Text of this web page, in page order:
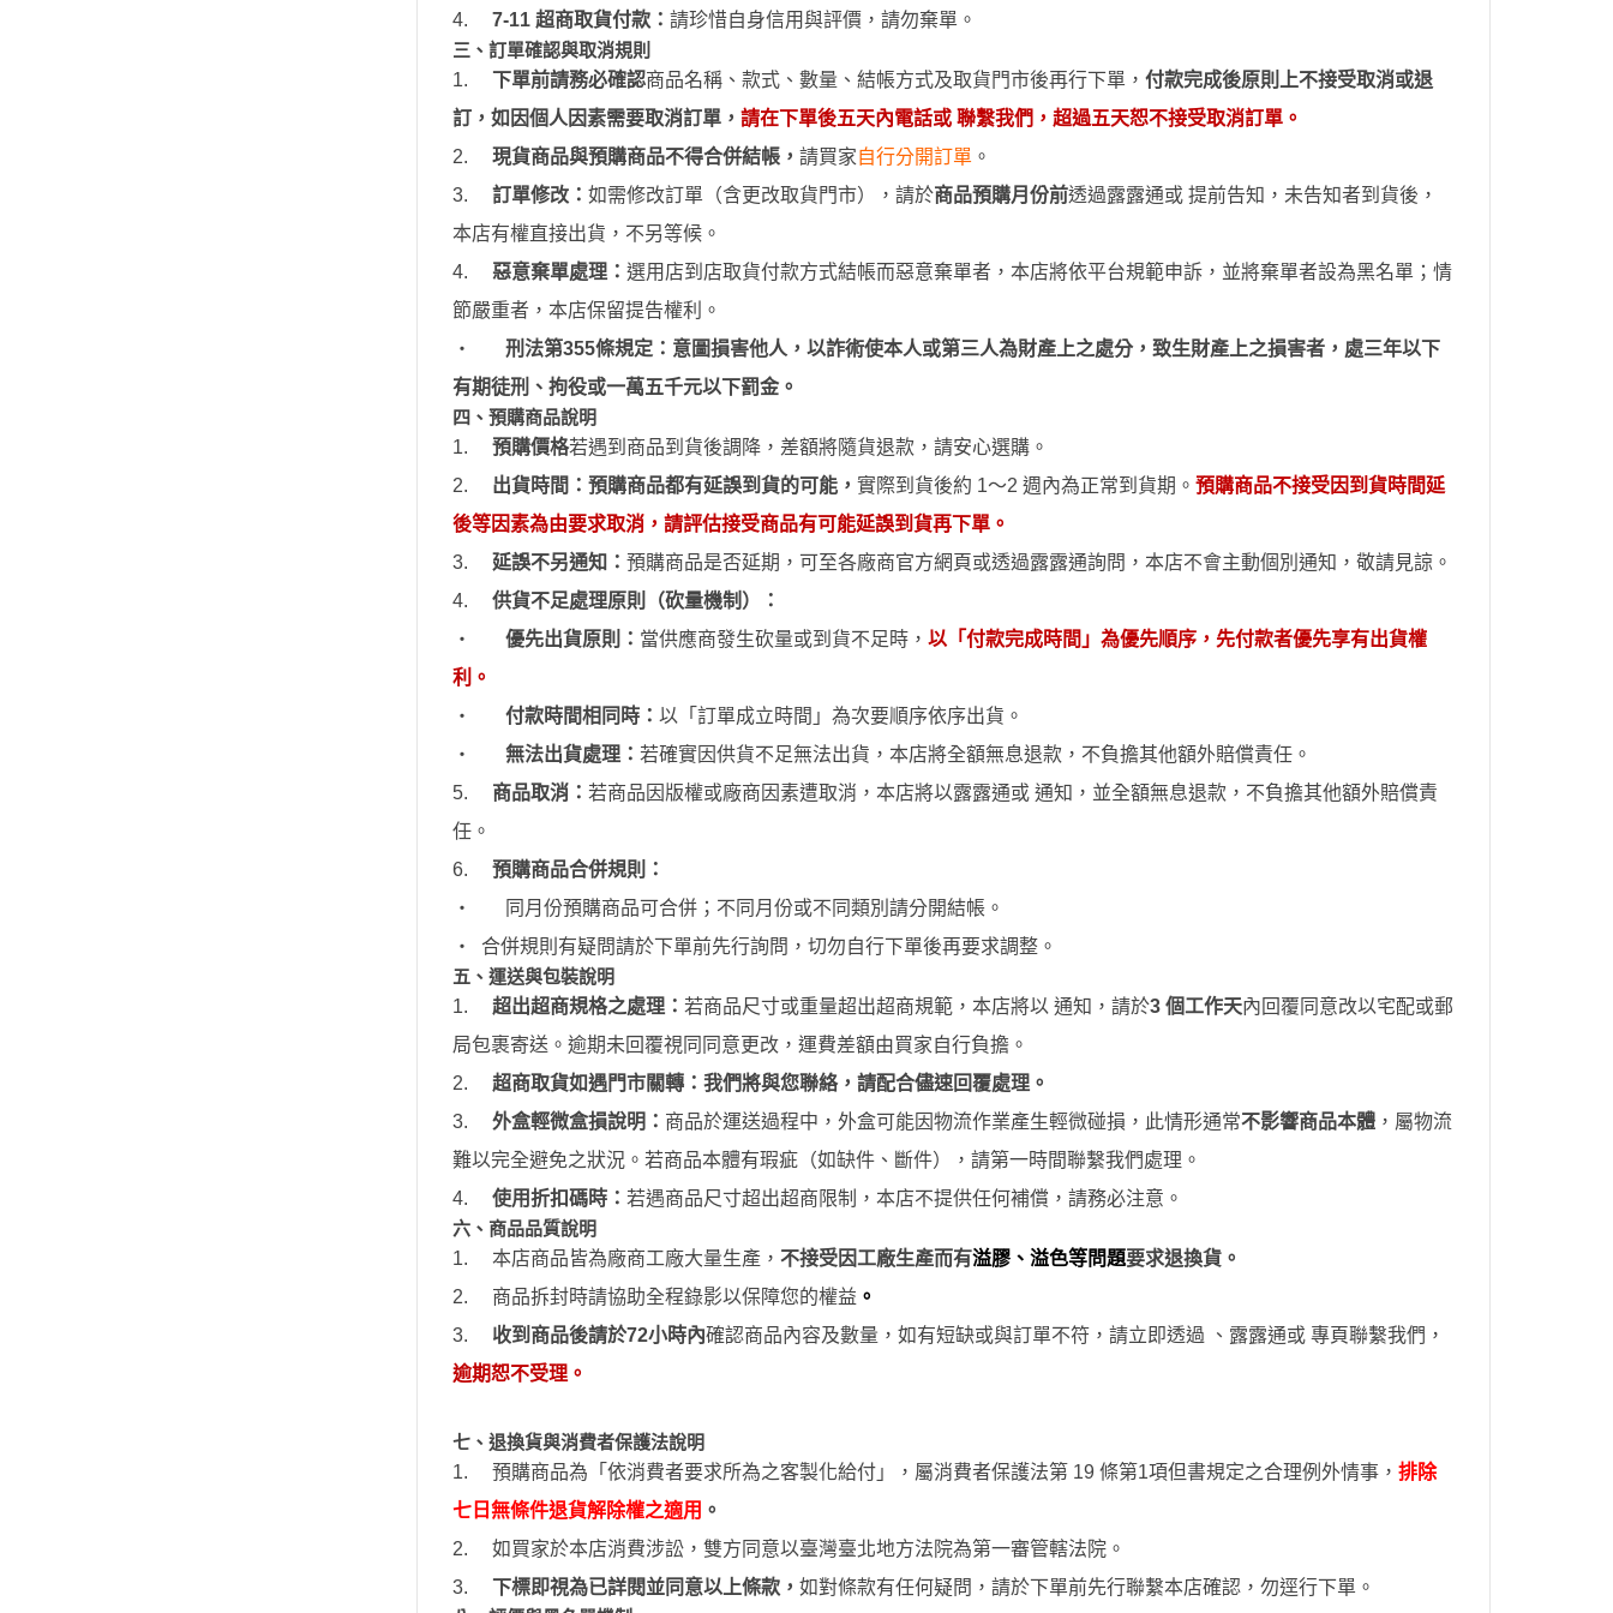
色系列
御電館 ODENKAN TP系列 亮光
系列
御電館 ODENKAN TE系列 消光
色系列
御電館 ODENKAN TS系列 純色
系列
御電館 ODENKAN SC系列 特殊
噴漆
4. 7-11 超商取貨付款： 請珍惜自身信用與評價，請勿棄單。
三、訂單確認與取消規則
1.
下單前請務必確認商品名稱、款式、數量、結帳方式及取貨門市後再行下單， 付款完成後原則上不接受取消或退
訂，如因個人因素需要取消訂單， 請在下單後五天內電話或 聯繫我們，超過五天恕不接受取消訂單。
2.
現貨商品與預購商品不得合併結帳 ， 請買家自行分開訂單 。
3.
訂單修改： 如需修改訂單（含更改取貨門市），請於商品預購月份前透過露露通或 提前告知，未告知者到貨後，
本店有權直接出貨，不另等候。
4.
惡意棄單處理： 選用 店到店取貨付款方式結帳而惡意棄單者，本店將依平台規範申訴，並將棄單者設為黑名單；情
節嚴重者， 本店保留提告權利 。
‧
刑法第355條規定：意圖損害他人，以詐術使本人或第三人為財產上之處分，致生財產上之損害者，處三年以下
有期徒刑、拘役或一萬五千元以下罰金。
四、預購商品說明
1.
預購價格若遇到 商品到貨後調降，差額將隨貨退款，請安心選購。
2.
出貨時間：預購商品都有延誤到貨的可能， 實際到貨後約 1～2 週內為正常到貨期。 預購商品不接受因到貨時間延
後等因素為由要求取消，請評估接受商品有可能延誤到貨再下單。
3.
延誤不另通知： 預購商品是否延期，可至各廠商官方網頁或透過露露通詢問，本店不會主動個別通知 ，敬請見諒。
4.
供貨不足處理原則（砍量機制）：
‧
優先出貨原則： 當供應商發生砍量或到貨不足時， 以「付款完成時間」為優先順序，先付款者優先享有出貨權
利。
‧
付款時間相同時： 以「訂單成立時間」為次要順序依序出貨。
‧
無法出貨處理： 若確實因供貨不足無法出貨，本店將全額無息退款，不負擔其他額外賠償責任。
5.
商品取消： 若商品因版權或廠商因素遭取消，本店將以露露通或 通知，並全額無息退款 ，不負擔其他額外賠償責
任。
6.
預購商品合併規則：
‧
同月份預購商品可合併；不同月份或不同類別請分開結帳。
‧ 合併規則有疑問請於下單前先行詢問，切勿自行下單後再要求調整。
五、運送與包裝說明
1.
超出超商規格之處理： 若商品尺寸或重量超出超商規範，本店將以 通知，請於3 個工作天內回覆同意改以宅配或郵
局包裹寄送。逾期未回覆視同同意更改，運費差額由買家自行負擔。
2.
超商取貨如遇門市關轉：我們將與您聯絡，請配合儘速回覆處理。
3.
外盒輕微盒損說明： 商品於運送過程中，外盒可能因物流作業產生輕微碰損，此情形通常不影響商品本體 ，屬物流
難以完全避免之狀況。若商品本體有瑕疵（如缺件、斷件），請第一時間聯繫我們處理。
4.
使用折扣碼時： 若遇商品尺寸超出超商限制，本店不提供任何補償，請務必注意。
六、商品品質說明
1.
本店商品皆為廠商工廠大量生產， 不接受因工廠生產而有溢膠、溢色等問題要求退換貨。
2.
商品拆封時請協助全程錄影以保障您的權益 。
3.
收到商品後請於72小時內確認商品內容及數量，如有短缺或與訂單不符，請立即透過 、露露通或 專頁聯繫我們，
逾期恕不受理。
七、退換貨與消費者保護法說明
1.
預購商品為「依消費者要求所為之客製化給付」，屬消費者保護法第 19 條第1項但書規定之合理例外情事， 排除
七日無條件退貨解除權之適用 。
2.
如買家於本店消費涉訟，雙方同意以臺灣臺北地方法院為第一審管轄法院。
3.
下標即視為已詳閱並同意以上條款， 如對條款有任何疑問，請於下單前先行聯繫本店確認，勿逕行下單。